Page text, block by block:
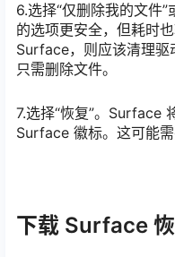
6.选择“仅删除我的文件
的选项更安全，但耗时
Surface，则应该清理驱
只需删除文件。
7.选择“恢复”。Surface
Surface 徽标。这可能需
下载 Surface